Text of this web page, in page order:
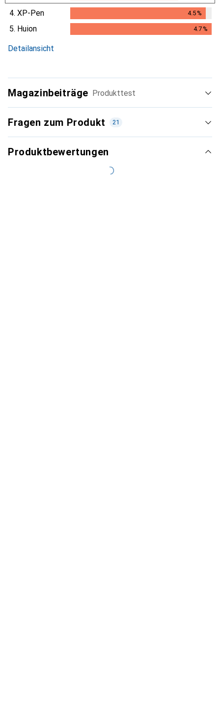
4. XP-Pen 4.5%
4.5%
5. Huion 4.7%
Detailansicht
Magazinbeiträge Produkttest
Fragen zum Produkt 21
Produktbewertungen